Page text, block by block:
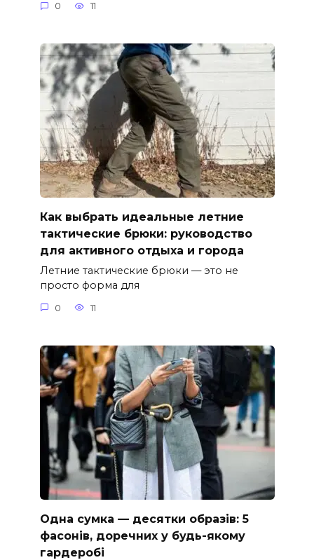
0 11
Как выбрать идеальные летние
тактические брюки: руководство
для активного отдыха и города
Летние тактические брюки — это не
просто форма для
0 11
Одна сумка — десятки образів: 5
фасонів, доречних у будь-якому
гардеробі